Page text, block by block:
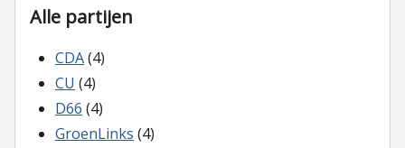
Alle partijen
CDA(4)
CU (4)
D66 (4)
GroenLinks (4)